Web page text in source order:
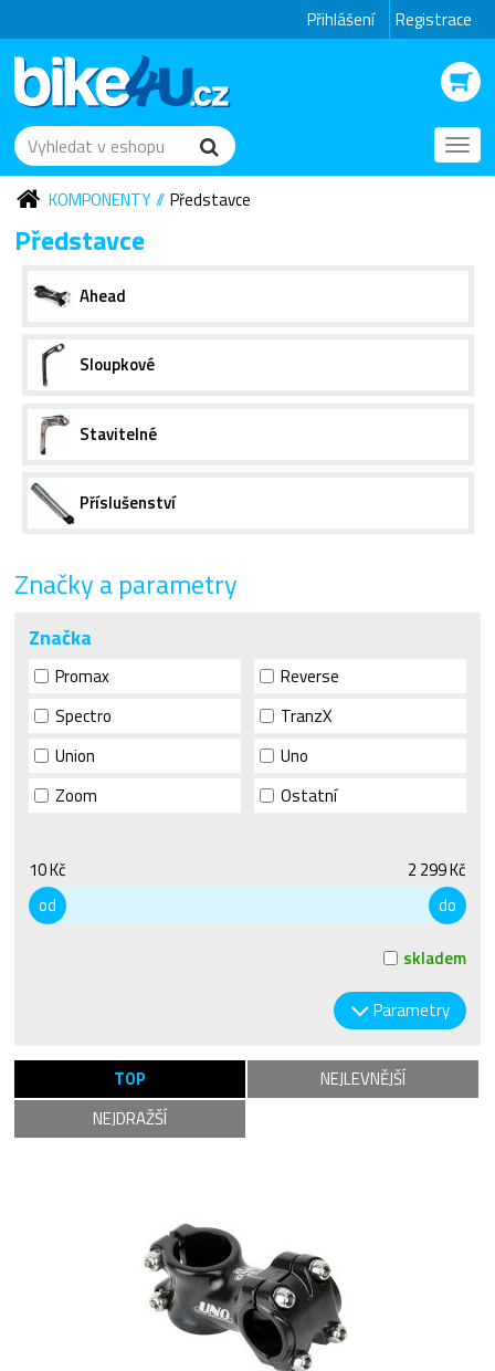
Přihlášení Registrace
KOMPONENTY
Představce
Představce
Ahead
Sloupkové
Stavitelné
Příslušenství
Značky a parametry
Značka
Promax
Reverse
Spectro
TranzX
Union
Uno
Zoom
Ostatní
10 Kč
2 299 Kč
od
do
skladem
Parametry
TOP
NEJLEVNĚJŠÍ
NEJDRAŽŠÍ